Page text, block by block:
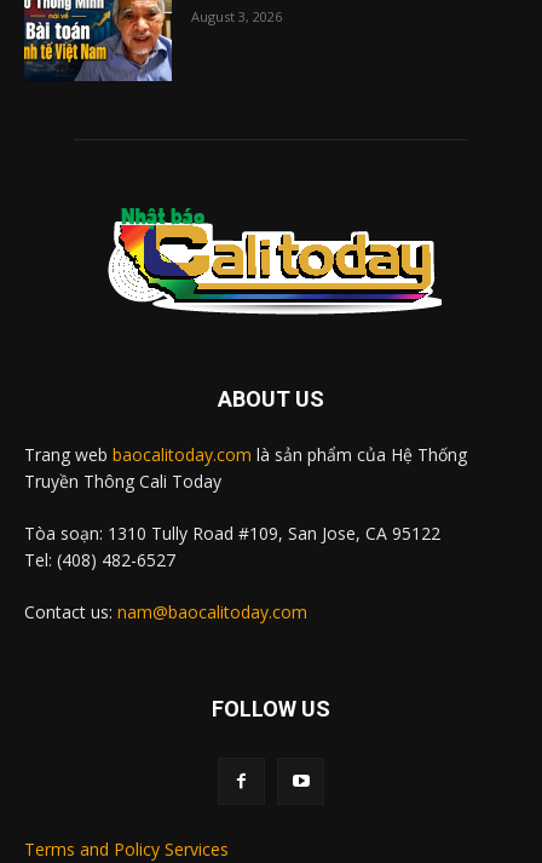
August 3, 2026
ABOUT US
Trang web baocalitoday.com là sản phẩm của Hệ Thống
Truyền Thông Cali Today
Tòa soạn: 1310 Tully Road #109, San Jose, CA 95122
Tel: (408) 482-6527
Contact us: nam@baocalitoday.com
FOLLOW US
Terms and Policy Services